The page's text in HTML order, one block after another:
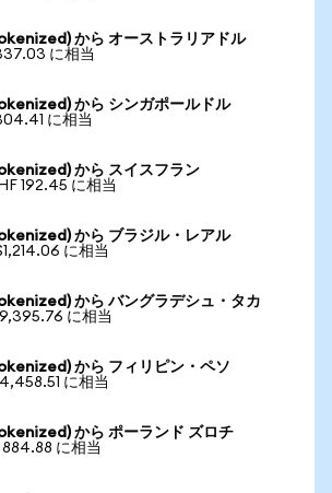
から オーストラリアドル
に相当
から シンガポールドル
に相当
から スイスフラン
192.45 に相当
から ブラジル・レアル
に相当
から バングラデシュ・タカ
に相当
から フィリピン・ペソ
に相当
から ポーランド ズロチ
884.88 に相当